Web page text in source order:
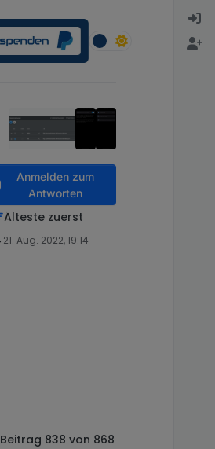
Anmelden zum
Antworten
Älteste zuerst
21. Aug. 2022, 19:14
Beitrag 838 von 868